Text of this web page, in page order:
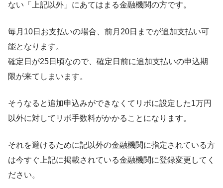
ない「上記以外」にあてはまる金融機関の方です。
毎月10日お支払いの場合、前月20日までが追加支払い可
能となります。
確定日が25日頃なので、確定日前に追加支払いの申込期
限が来てしまいます。
そうなると追加申込みができなくてリボに設定した1万円
以外に対してリボ手数料がかかることになります。
それを避けるために記以外の金融機関に指定されている方
は今すぐ上記に掲載されている金融機関に登録変更してく
ださい。